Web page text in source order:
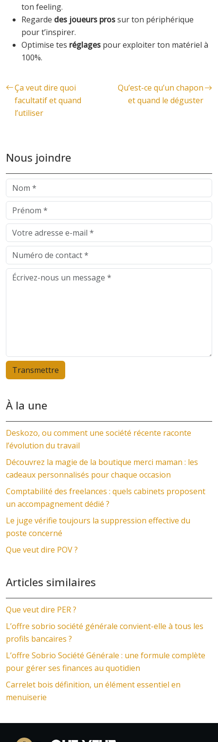
ton feeling.
Regarde des joueurs prossur ton périphérique
pour t’inspirer.
Optimise tes réglages pour exploiter ton matériel à
100%.
Ça veut dire quoi
facultatif et quand
l’utiliser
Qu’est-ce qu’un chapon
et quand le déguster
Nous joindre
À la une
Deskozo, ou comment une société récente raconte
l’évolution du travail
Découvrez la magie de la boutique merci maman : les
cadeaux personnalisés pour chaque occasion
Comptabilité des freelances : quels cabinets proposent
un accompagnement dédié ?
Le juge vérifie toujours la suppression effective du
poste concerné
Que veut dire POV ?
Articles similaires
Que veut dire PER ?
L’offre sobrio société générale convient-elle à tous les
profils bancaires ?
L’offre Sobrio Société Générale : une formule complète
pour gérer ses finances au quotidien
Carrelet bois définition, un élément essentiel en
menuiserie